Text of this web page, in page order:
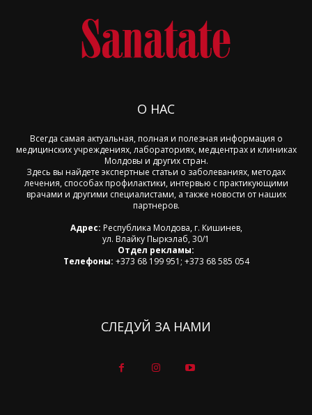
О НАС
Всегда самая актуальная, полная и полезная информация о
медицинских учреждениях, лабораториях, медцентрах и клиниках
Молдовы и других стран.
Здесь вы найдете экспертные статьи о заболеваниях, методах
лечения, способах профилактики, интервью с практикующими
врачами и другими специалистами, а также новости от наших
партнеров.
Адрес: Республика Молдова, г. Кишинев,
ул. Влайку Пыркэлаб, 30/1
Отдел рекламы:
Телефоны: +373 68 199 951; +373 68 585 054
СЛЕДУЙ ЗА НАМИ